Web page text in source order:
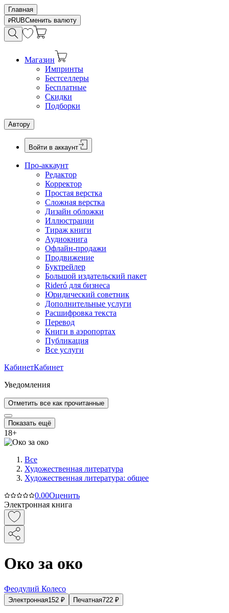
Главная
RUBСменить валюту
Магазин
Импринты
Бестселлеры
Бесплатные
Скидки
Подборки
Автору
Войти в аккаунт
Про-аккаунт
Редактор
Корректор
Простая верстка
Сложная верстка
Дизайн обложки
Иллюстрации
Тираж книги
Аудиокнига
Офлайн-продажи
Продвижение
Буктрейлер
Большой издательский пакет
Rideró для бизнеса
Юридический советник
Дополнительные услуги
Расшифровка текста
Перевод
Книги в аэропортах
Публикация
Все услуги
КабинетКабинет
Уведомления
Отметить все как прочитанные
Показать ещё
18+
Все
Художественная литература
Художественная литература: общее
0.00Оценить
Электронная книга
Око за око
Феодулий Колесо
Электронная152 ₽ Печатная722 ₽